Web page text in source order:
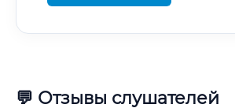
💬 Отзывы слушателей